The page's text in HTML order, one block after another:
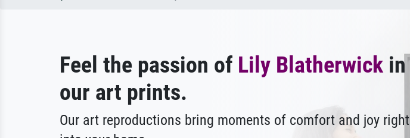
Feel the passion of Lily Blatherwick in
our art prints.
Our art reproductions bring moments of comfort and joy right